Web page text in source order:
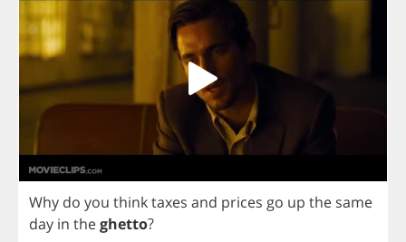
Why do you thinktaxes and prices go up the same
day in theghetto?